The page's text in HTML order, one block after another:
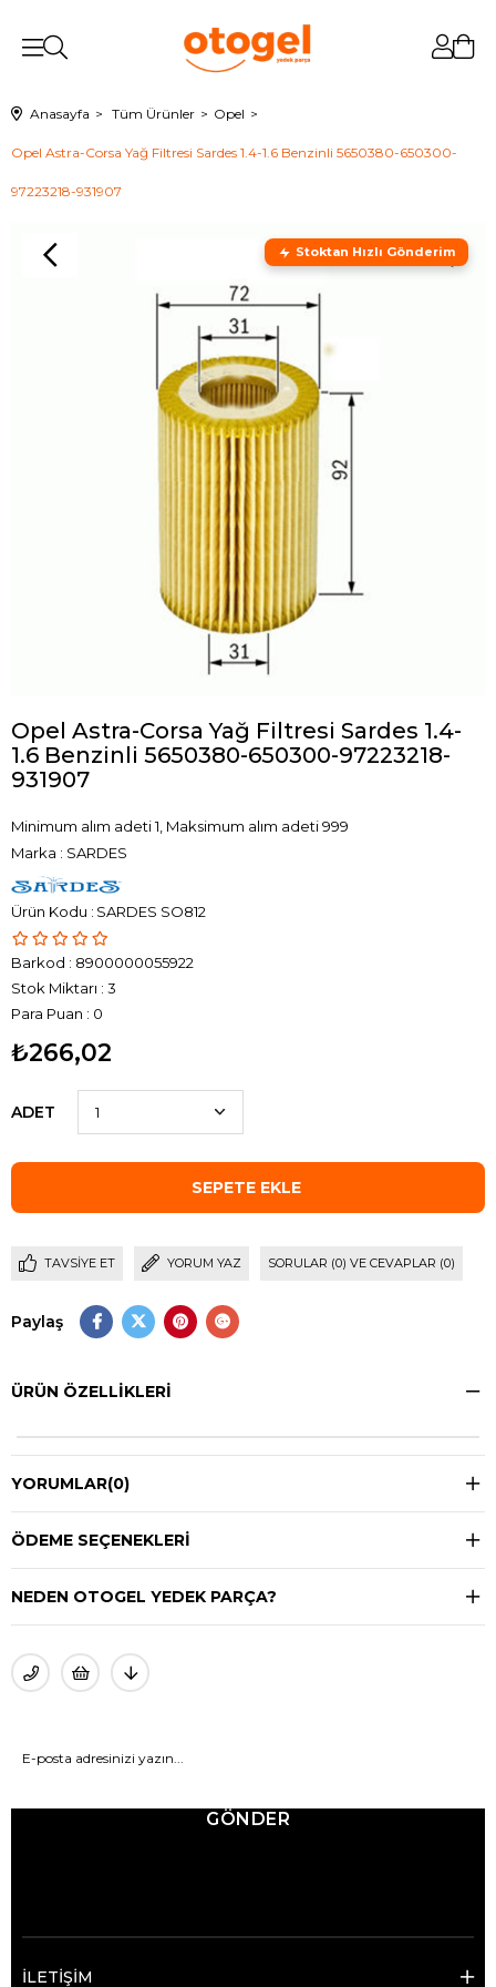
Anasayfa Tüm Ürünler Opel
Opel Astra-Corsa Yağ Filtresi Sardes 1.4-1.6 Benzinli 5650380-650300-
97223218-931907
Stoktan Hızlı Gönderim
Opel Astra-Corsa Yağ Filtresi Sardes 1.4-
1.6 Benzinli 5650380-650300-97223218-
931907
Minimum alım adeti 1, Maksimum alım adeti 999
Marka : SARDES
SARDES SO812
Barkod : 8900000055922
Stok Miktarı : 3
Para Puan : 0
₺266,02
ADET
TAVSIYE ET YORUM YAZ SORULAR (0) VE CEVAPLAR (0)
Paylaş
ÜRÜN ÖZELLIKLERI
YORUMLAR(0)
ÖDEME SEÇENEKLERI
NEDEN OTOGEL YEDEK PARÇA?
GÖNDER
İLETİŞİM